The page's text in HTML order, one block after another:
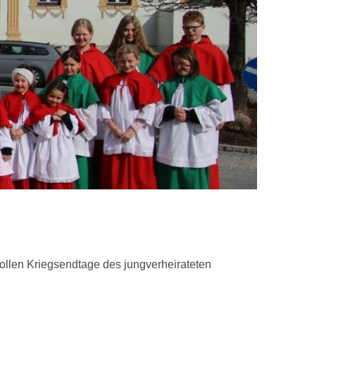
Kriegsendtage des jungverheirateten